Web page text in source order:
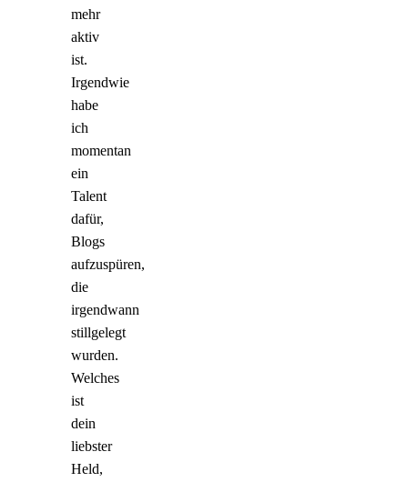
mehr
aktiv
ist.
Irgendwie
habe
ich
momentan
ein
Talent
dafür,
Blogs
aufzuspüren,
die
irgendwann
stillgelegt
wurden.
Welches
ist
dein
liebster
Held,